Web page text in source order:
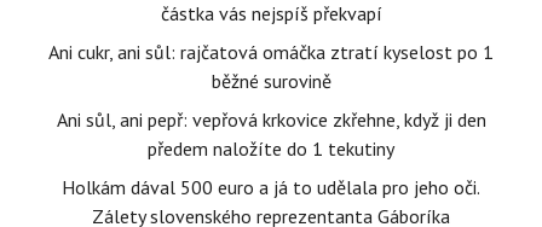
částka vás nejspíš překvapí
Ani cukr, ani sůl: rajčatová omáčka ztratí kyselost po 1
běžné surovině
Ani sůl, ani pepř: vepřová krkovice zkřehne, když ji den
předem naložíte do 1 tekutiny
Holkám dával 500 euro a já to udělala pro jeho oči.
Zálety slovenského reprezentanta Gáboríka